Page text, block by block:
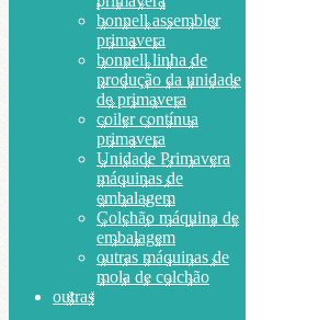
bonnell assembler
primavera
bonnell linha de
produção da unidade
de primavera
coiler contínua
primavera
Unidade Primavera
máquinas de
embalagem
Colchão máquina de
embalagem
outras máquinas de
mola de colchão
outras